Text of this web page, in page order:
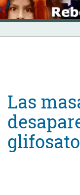
Skip
to
content
INICIO
Las
glifosato